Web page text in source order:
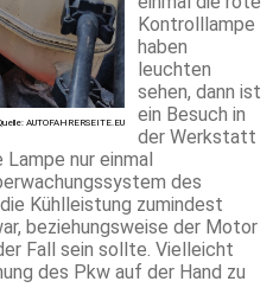
AUTOFAHRERSEITE.EU
Kontrolllampe
haben
leuchten
sehen, dann ist
ein Besuch in
der Werkstatt
nur einmal
des
Kühlleistung zumindest
beziehungsweise der Motor
Fall sein sollte. Vielleicht
des Pkw auf der Hand zu